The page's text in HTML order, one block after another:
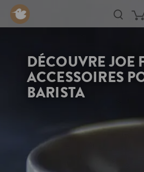
content
DÉCOUVRE JOE
ACCESSOIRES
BARISTA